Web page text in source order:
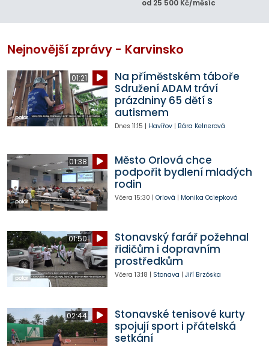
od 25 500 Kč/měsíc
Nejnovější zprávy - Karvinsko
01:21
Na příměstském táboře
Sdružení ADAM tráví
prázdniny 65 dětí s
autismem
Dnes 11:15 | Havířov| Bára Kelnerová
01:38
Město Orlová chce
podpořit bydlení mladých
rodin
Včera 15:30 | Orlová | Monika Ociepková
01:50
Stonavský farář požehnal
řidičům i dopravním
prostředkům
Včera 13:18 | Stonava | Jiří Brzóska
02:44
Stonavské tenisové kurty
spojují sport i přátelská
setkání